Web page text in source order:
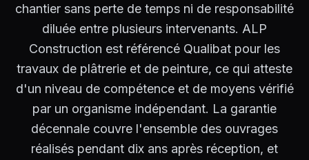
chantier sans perte de temps ni de responsabilité
diluée entre plusieurs intervenants. ALP
Construction est référencé Qualibat pour les
travaux de plâtrerie et de peinture, ce qui atteste
d'un niveau de compétence et de moyens vérifié
par un organisme indépendant. La garantie
décennale couvre l'ensemble des ouvrages
réalisés pendant dix ans après réception, et